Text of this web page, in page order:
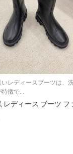
いレディースブーツは、
徴で...